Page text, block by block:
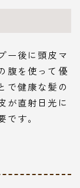
ー後に頭皮マ
腹を使って優
で健康な髪の
が直射日光に
す。